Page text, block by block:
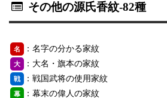
その他の源氏香紋-82種
名 ：名字の分かる家紋
大 ：大名・旗本の家紋
戦 ：戦国武将の使用家紋
幕 ：幕末の偉人の家紋